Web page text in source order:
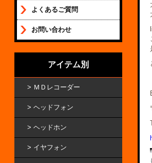
よくあるご質問
お問い合わせ
アイテム別
ＭＤレコーダー
ヘッドフォン
ヘッドホン
イヤフォン